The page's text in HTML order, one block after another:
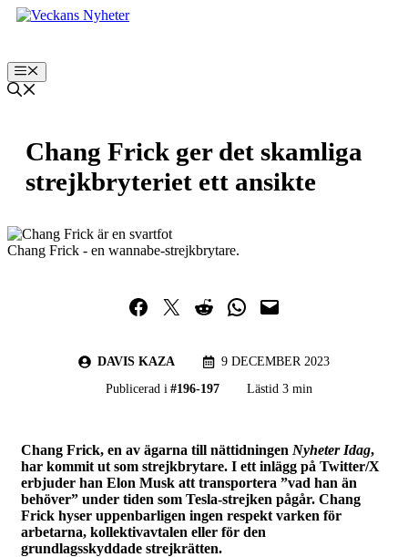
Hoppa
Meny
Chang Frick ger det skamliga
strejkbryteriet ett ansikte
Chang Frick - en wannabe-strejkbrytare.
Dela på Facebook
Dela på TwitterDela på RedditDela i WhatsApp
Maila en länk
DAVIS KAZA
9 DECEMBER 2023
Publicerad i #196-197 Lästid 3 min
Chang Frick, en av ägarna till nättidningen Nyheter Idag,
har kommit ut som strejkbrytare. I ett inlägg på Twitter/X
erbjuder han Elon Musk att transportera ”vad han än
behöver” under tiden som Tesla-strejken pågår. Chang
Frick hyser uppenbarligen ingen respekt varken för
arbetarna, kollektivavtalen eller för den
grundlagsskyddade strejkrätten.